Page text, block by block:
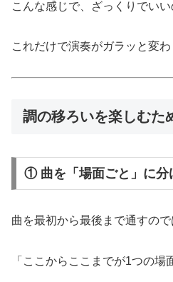
こんな感じで、ざっくりでい
これだけで演奏がガラッと変わ
調の移ろいを楽しむた
① 曲を「場面ごと」に分
曲を最初から最後まで通すので
「ここからここまでが1つの場